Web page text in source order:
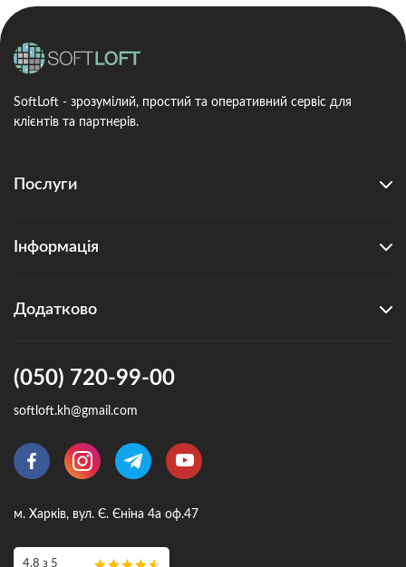
SoftLoft - зрозумілий, простий та оперативний сервіс для
клієнтів та партнерів.
Послуги
Інформація
Додатково
(050) 720-99-00
softloft.kh@gmail.com
м. Харків, вул. Є. Єніна 4а оф.47
4.8 з 5